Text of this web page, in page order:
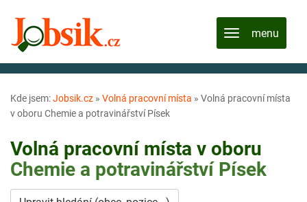
Kde jsem:Jobsik.cz » Volná pracovní místa » Volná pracovní místa
v oboru Chemie a potravinářství Písek
Volná pracovní místa v oboru
Chemie a potravinářství Písek